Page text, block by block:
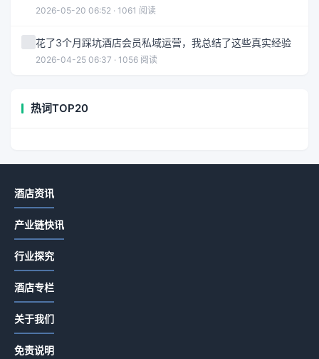
2026-05-20 06:52 · 1061 阅读
花了3个月踩坑酒店会员私域运营，我总结了这些真实经验
2026-04-25 06:37 · 1056 阅读
热词TOP20
酒店资讯
产业链快讯
行业探究
酒店专栏
关于我们
免责说明